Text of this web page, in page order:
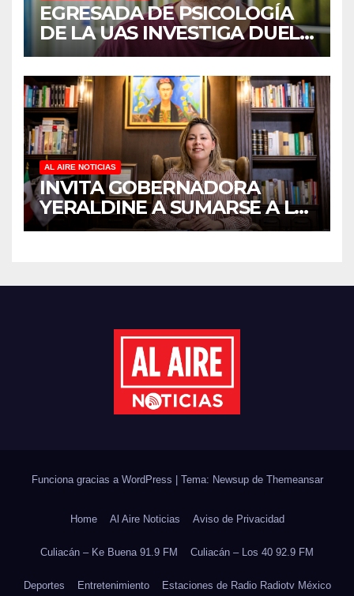
EGRESADA DE PSICOLOGÍA
DE LA UAS INVESTIGA DUELO
ANTICIPADO Y SOBRECARGA
EN CUIDADORES DE
ADULTOS MAYORES
AL AIRE NOTICIAS
INVITA GOBERNADORA
YERALDINE A SUMARSE A LA
JORNADA NACIONAL DE
DE ÁRBOLES
Funciona gracias a WordPress Tema: Newsup de Themeansar
Home Al Aire Noticias Aviso de Privacidad
Culiacán – Ke Buena 91.9 FM Culiacán – Los 40 92.9 FM
Deportes Entretenimiento Estaciones de Radio Radiotv México